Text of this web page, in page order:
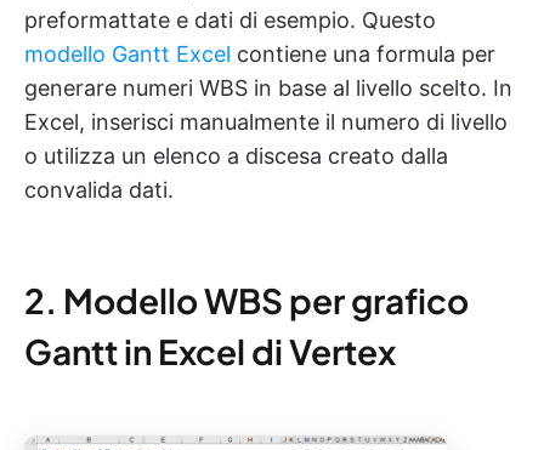
preformattate e dati di esempio. Questo
modello Gantt Excel contiene una formula per
generare numeri WBS in base al livello scelto. In
Excel, inserisci manualmente il numero di livello
o utilizza un elenco a discesa creato dalla
convalida dati.
2. Modello WBS per grafico
Gantt in Excel di Vertex